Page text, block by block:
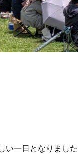
一日となりました